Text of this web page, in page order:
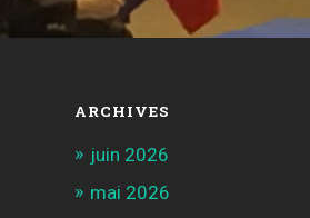
ARCHIVES
juin 2026
mai 2026